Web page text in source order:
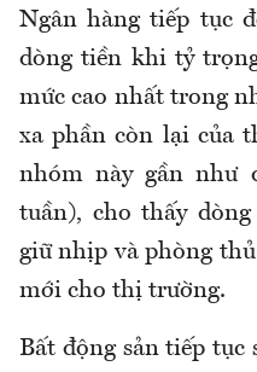
Ngân hàng tiếp tục
dòng tiền khi tỷ
mức cao nhất trong
xa phần còn lại của
nhóm này gần như
tuần), cho thấy
giữ nhịp và phòng
mới cho thị trường.
Bất động sản tiếp tục